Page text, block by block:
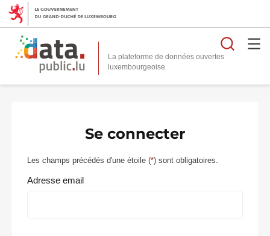
La plateforme de données ouvertes
Se connecter
Les champs précédés d'une étoile (*) sont obligatoires.
Adresse email